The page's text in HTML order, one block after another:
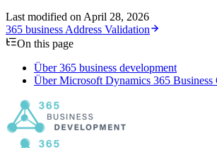
Last modified on April 28, 2026
365 business Address Validation
On this page
Über 365 business development
Über Microsoft Dynamics 365 Business